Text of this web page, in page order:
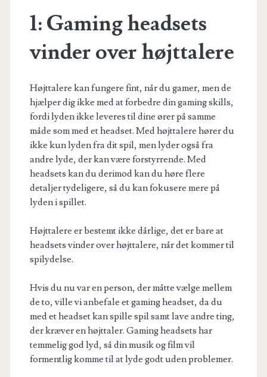
1: Gaming headsets
vinder over højttalere
Højttalere kan fungere fint, når du gamer, men de
hjælper dig ikke med at forbedre din gaming skills,
fordi lyden ikke leveres til dine ører på samme
måde som med et headset. Med højttalere hører du
ikke kun lyden fra dit spil, men lyder også fra
andre lyde, der kan være forstyrrende. Med
headsets kan du derimod kan du høre flere
detaljer tydeligere, så du kan fokusere mere på
lyden i spillet.
Højttalere er bestemt ikke dårlige, det er bare at
headsets vinder over højttalere, når det kommer til
spilydelse.
Hvis du nu var en person, der måtte vælge mellem
de to, ville vi anbefale et gaming headset, da du
med et headset kan spille spil samt lave andre ting,
der kræver en højttaler. Gaming headsets har
temmelig god lyd, så din musik og film vil
formentlig komme til at lyde godt uden problemer.